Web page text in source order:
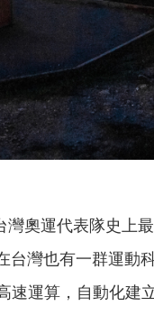
奧運代表隊史上最
灣也有一群運動
運算，自動化建